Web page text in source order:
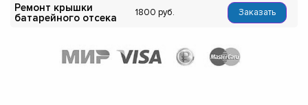
Ремонт крышки
батарейного отсека
1800 Заказать